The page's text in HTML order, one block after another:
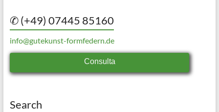
✆ (+49) 07445 85160
info@gutekunst-formfedern.de
Consulta
Search